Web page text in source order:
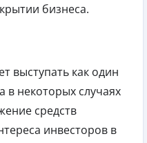
бизнеса.
выступать как один
в некоторых случаях
средств
инвесторов в